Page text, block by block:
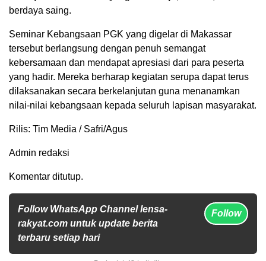
berdaya saing.
Seminar Kebangsaan PGK yang digelar di Makassar
tersebut berlangsung dengan penuh semangat
kebersamaan dan mendapat apresiasi dari para peserta
yang hadir. Mereka berharap kegiatan serupa dapat terus
dilaksanakan secara berkelanjutan guna menanamkan
nilai-nilai kebangsaan kepada seluruh lapisan masyarakat.
Rilis: Tim Media / Safri/Agus
Admin redaksi
Komentar ditutup.
Follow WhatsApp Channel lensa-
rakyat.com untuk update berita
terbaru setiap hari
Follow